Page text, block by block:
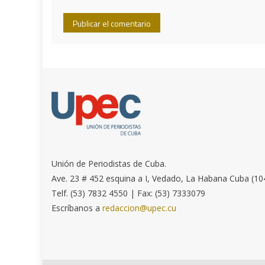
Unión de Periodistas de Cuba.
Ave. 23 # 452 esquina a I, Vedado, La Habana Cuba
Telf. (53) 7832 4550 | Fax: (53) 7333079
Escríbanos aredaccion@upec.cu